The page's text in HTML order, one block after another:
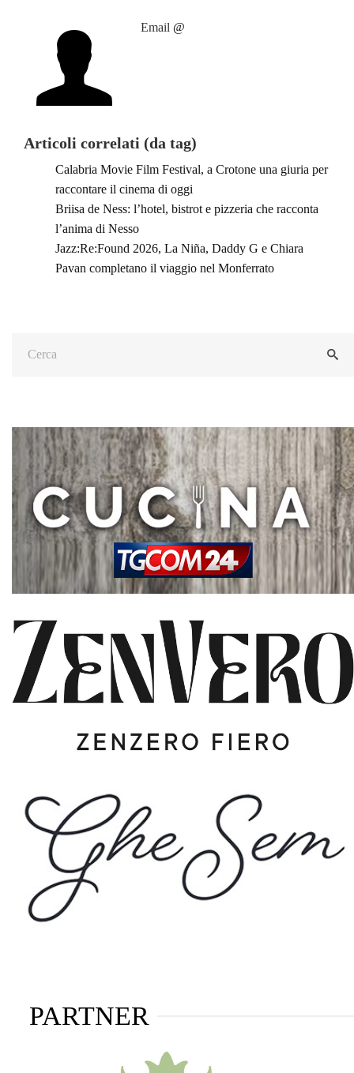
Email @
Articoli correlati (da tag)
Calabria Movie Film Festival, a Crotone una giuria per
raccontare il cinema di oggi
Briisa de Ness: l’hotel, bistrot e pizzeria che racconta
l’anima di Nesso
Jazz:Re:Found 2026, La Niña, Daddy G e Chiara
Pavan completano il viaggio nel Monferrato
PARTNER